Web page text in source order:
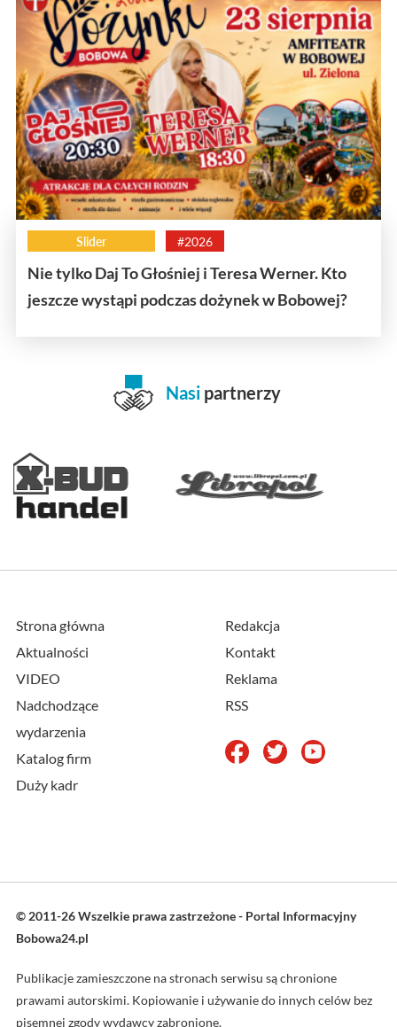
Slider #2026
Nie tylko Daj To Głośniej i Teresa Werner. Kto
jeszcze wystąpi podczas dożynek w Bobowej?
Nasi partnerzy
Strona główna
Aktualności
VIDEO
Nadchodzące
wydarzenia
Katalog firm
Duży kadr
Redakcja
Kontakt
Reklama
RSS
© 2011-26 Wszelkie prawa zastrzeżone - Portal Informacyjny
Bobowa24.pl
Publikacje zamieszczone na stronach serwisu są chronione
prawami autorskimi. Kopiowanie i używanie do innych celów bez
pisemnej zgody wydawcy zabronione.